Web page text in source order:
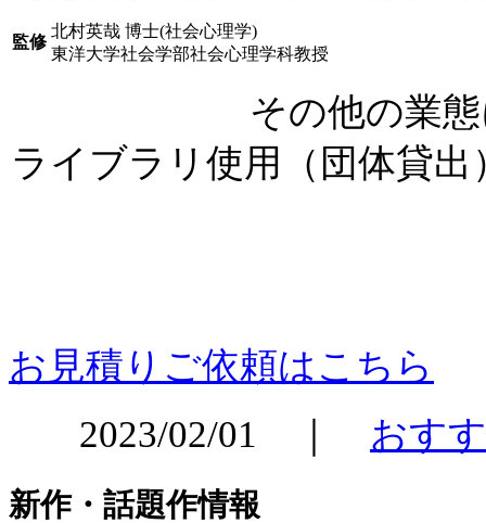
監修
北村英哉 博士(社会心理学)
東洋大学社会学部社会心理学科教授
その他の業
ライブラリ使用（団体貸
お見積りご依頼はこちら
2023/02/01 ｜ おす
新作・話題作情報